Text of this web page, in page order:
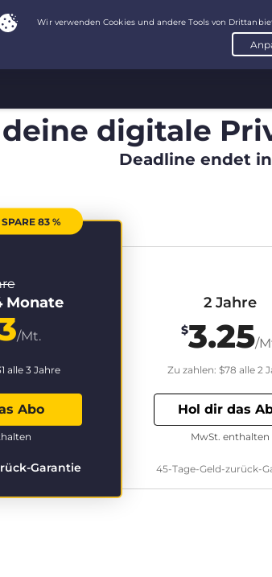
digitale
Deadline endet in
83 %
Monate
/Mt.
alle 3 Jahre
Abo
Garantie
2 Jahre
$3.25/
Zu zahlen:$78 alle 2
Hol dir das
45-Tage-Geld-zurück-
MwSt. enthalten